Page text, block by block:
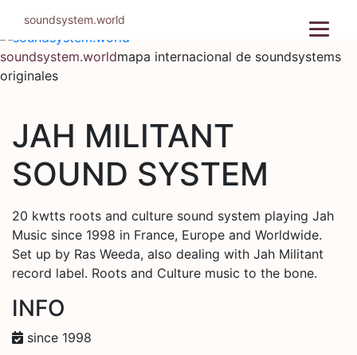
contenido
soundsystem.worldmapa internacional de soundsystems
originales
JAH MILITANT
SOUND SYSTEM
20 kwtts roots and culture sound system playing Jah
Music since 1998 in France, Europe and Worldwide.
Set up by Ras Weeda, also dealing with Jah Militant
record label. Roots and Culture music to the bone.
INFO
since 1998
soundsystem.world